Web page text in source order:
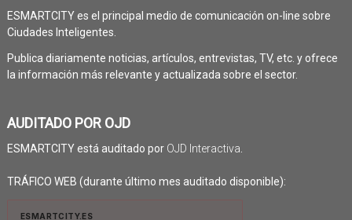
ESMARTCITY es el principal medio de comunicación on-line sobre
Ciudades Inteligentes.
Publica diariamente noticias, artículos, entrevistas, TV, etc. y ofrece
la información más relevante y actualizada sobre el sector.
AUDITADO POR OJD
ESMARTCITY está auditado por OJD Interactiva.
TRÁFICO WEB (durante último mes auditado disponible):